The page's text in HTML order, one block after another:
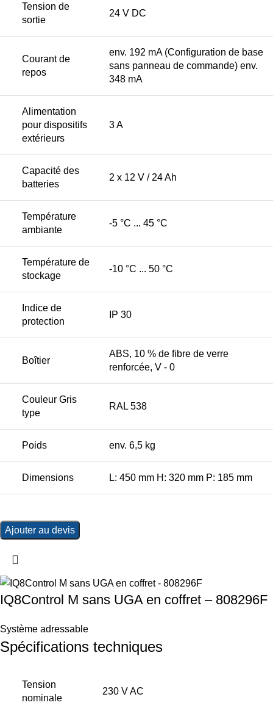
Tension de
sortie
24 V DC
Courant de
repos
env. 192 mA (Configuration de base
sans panneau de commande) env.
348 mA
Alimentation
pour dispositifs
extérieurs
3 A
Capacité des
batteries
2 x 12 V / 24 Ah
Température
ambiante
-5 °C ... 45 °C
Température de
stockage
-10 °C ... 50 °C
Indice de
protection
IP 30
Boîtier
ABS, 10 % de fibre de verre
renforcée, V - 0
Couleur Gris
type
RAL 538
Poids env. 6,5 kg
Dimensions L: 450 mm H: 320 mm P: 185 mm
Ajouter au devis
IQ8Control M sans UGA en coffret – 808296F
Système adressable
Spécifications techniques
Tension
nominale
230 V AC